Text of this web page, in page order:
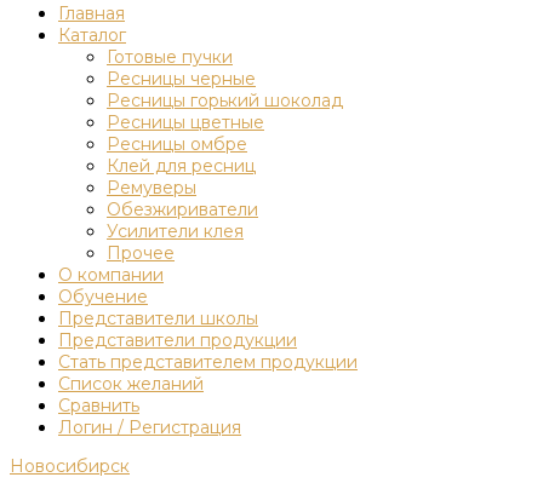
Главная
Каталог
Готовые пучки
Ресницы черные
Ресницы горький шоколад
Ресницы цветные
Ресницы омбре
Клей для ресниц
Ремуверы
Обезжириватели
Усилители клея
Прочее
О компании
Обучение
Представители школы
Представители продукции
Стать представителем продукции
Список желаний
Сравнить
Логин / Регистрация
Новосибирск